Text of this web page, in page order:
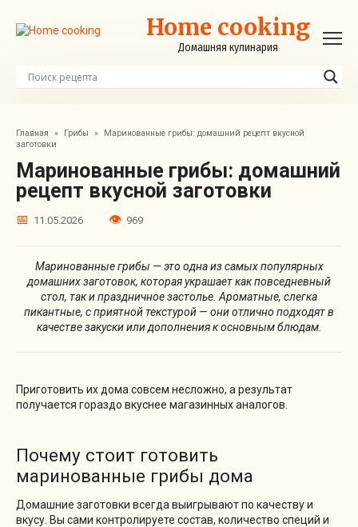
контенту
Home cooking
Домашняя кулинария
Главная » Грибы »
Маринованные грибы: домашний рецепт вкусной
заготовки
Маринованные грибы: домашний
рецепт вкусной заготовки
11.05.2026 969
Маринованные грибы — это одна из самых популярных
домашних заготовок, которая украшает как повседневный
стол, так и праздничное застолье. Ароматные, слегка
пикантные, с приятной текстурой — они отлично подходят в
качестве закуски или дополнения к основным блюдам.
Приготовить их дома совсем несложно, а результат
получается гораздо вкуснее магазинных аналогов.
Почему стоит готовить
маринованные грибы дома
Домашние заготовки всегда выигрывают по качеству и
вкусу. Вы сами контролируете состав, количество специй и